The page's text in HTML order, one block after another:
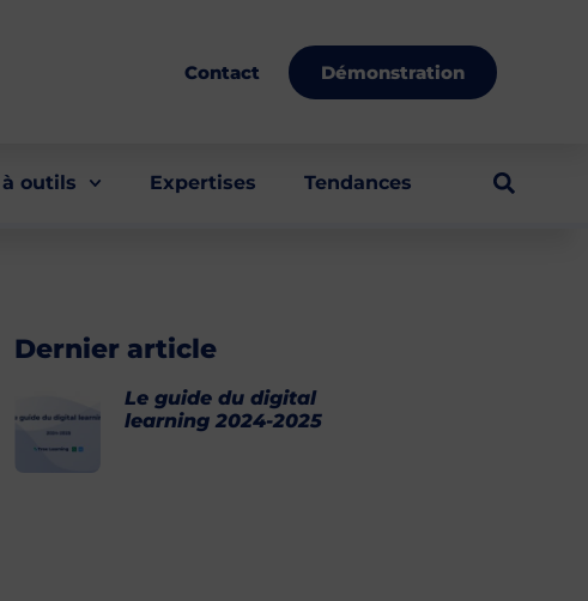
Contact Démonstration
outils Expertises Tendances
Dernier article
Le guide du digital
learning 2024-2025